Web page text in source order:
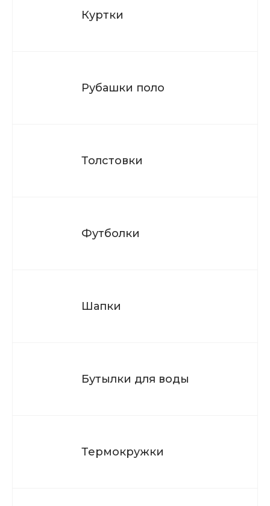
Куртки
Рубашки поло
Толстовки
Футболки
Шапки
Бутылки для воды
Термокружки